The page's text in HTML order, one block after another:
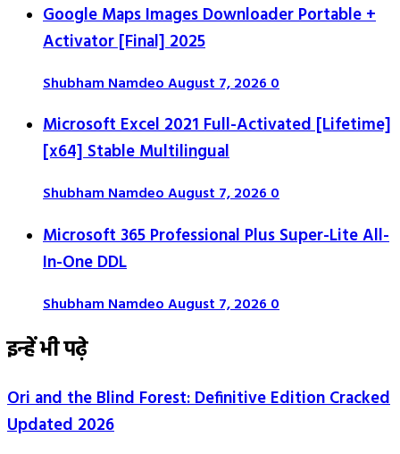
Google Maps Images Downloader Portable +
Activator [Final] 2025
Shubham NamdeoAugust 7, 20260
Microsoft Excel 2021 Full-Activated [Lifetime]
[x64] Stable Multilingual
Shubham NamdeoAugust 7, 20260
Microsoft 365 Professional Plus Super-Lite All-
In-One DDL
Shubham NamdeoAugust 7, 20260
इन्हें भी पढ़े
Ori and the Blind Forest: Definitive Edition Cracked
Updated 2026